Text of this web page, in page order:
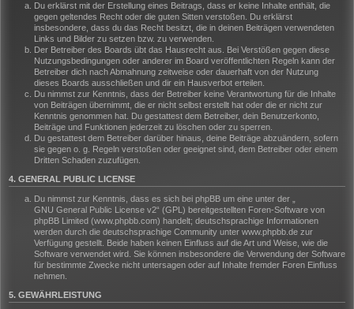
Du erklärst mit der Erstellung eines Beitrags, dass er keine Inhalte enthält, die
gegen geltendes Recht oder die guten Sitten verstoßen. Du erklärst
insbesondere, dass du das Recht besitzt, die in deinen Beiträgen verwendeten
Links und Bilder zu setzen bzw. zu verwenden.
Der Betreiber des Boards übt das Hausrecht aus. Bei Verstößen gegen diese
Nutzungsbedingungen oder anderer im Board veröffentlichten Regeln kann der
Betreiber dich nach Abmahnung zeitweise oder dauerhaft von der Nutzung
dieses Boards ausschließen und dir ein Hausverbot erteilen.
Du nimmst zur Kenntnis, dass der Betreiber keine Verantwortung für die Inhalte
von Beiträgen übernimmt, die er nicht selbst erstellt hat oder die er nicht zur
Kenntnis genommen hat. Du gestattest dem Betreiber, dein Benutzerkonto,
Beiträge und Funktionen jederzeit zu löschen oder zu sperren.
Du gestattest dem Betreiber darüber hinaus, deine Beiträge abzuändern, sofern
sie gegen o. g. Regeln verstoßen oder geeignet sind, dem Betreiber oder einem
Dritten Schaden zuzufügen.
4. GENERAL PUBLIC LICENSE
Du nimmst zur Kenntnis, dass es sich bei phpBB um eine unter der „
GNU General Public License v2“ (GPL) bereitgestellten Foren-Software von
phpBB Limited (www.phpbb.com) handelt; deutschsprachige Informationen
werden durch die deutschsprachige Community unter www.phpbb.de zur
Verfügung gestellt. Beide haben keinen Einfluss auf die Art und Weise, wie die
Software verwendet wird. Sie können insbesondere die Verwendung der Software
für bestimmte Zwecke nicht untersagen oder auf Inhalte fremder Foren Einfluss
nehmen.
5. GEWÄHRLEISTUNG